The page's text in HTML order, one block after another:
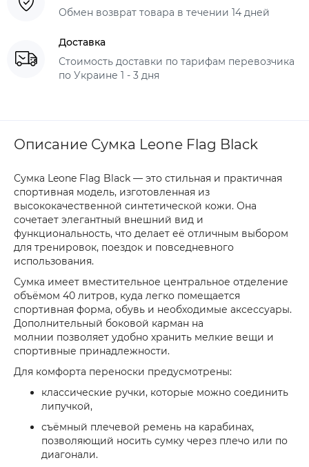
Обмен возврат товара в течении 14 дней
Доставка
Стоимость доставки по тарифам перевозчика
по Украине 1 - 3 дня
Описание Сумка Leone Flag Black
Сумка Leone Flag Black — это стильная и практичная
спортивная модель, изготовленная из
высококачественной синтетической кожи. Она
сочетает элегантный внешний вид и
функциональность, что делает её отличным выбором
для тренировок, поездок и повседневного
использования.
Сумка имеет вместительное центральное отделение
объёмом 40 литров, куда легко помещается
спортивная форма, обувь и необходимые аксессуары.
Дополнительный боковой карман на
молнии позволяет удобно хранить мелкие вещи и
спортивные принадлежности.
Для комфорта переноски предусмотрены:
классические ручки, которые можно соединить
липучкой,
съёмный плечевой ремень на карабинах,
позволяющий носить сумку через плечо или по
диагонали.